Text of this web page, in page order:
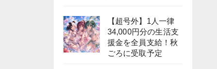
【超号外】1人一律
34,000円分の生活支
援金を全員支給！秋
ごろに受取予定